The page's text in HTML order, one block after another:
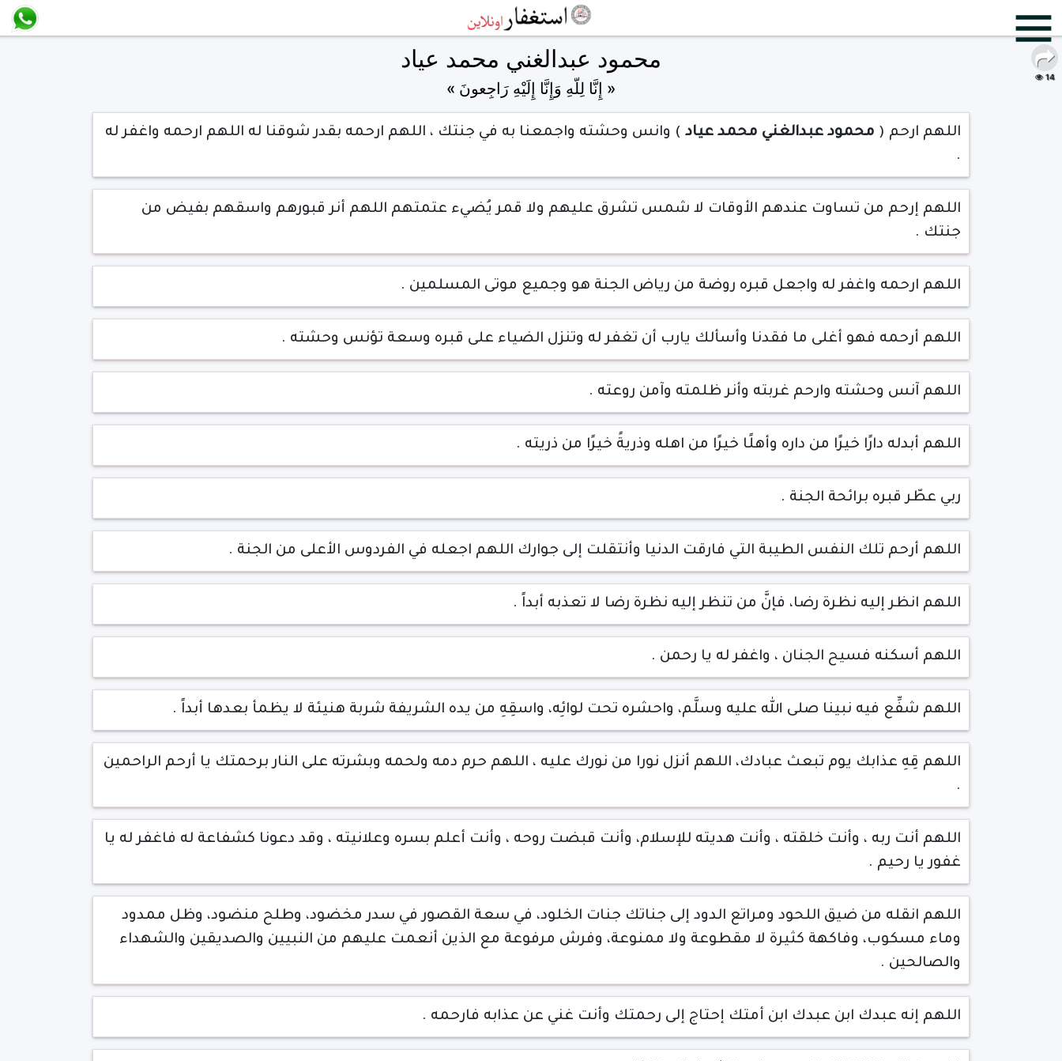
محمود عبدالغني محمد عياد
« إِنَّا لِلّهِ وَإِنَّا إِلَيْهِ رَاجِعونَ »
اللهم ارحم ( محمود عبدالغني محمد عياد ) وانس وحشته واجمعنا به في جنتك ، اللهم ارحمه بقدر شوقنا له اللهم ارحمه واغفر له
.
اللهم إرحم من تساوت عندهم الأوقات لا شمس تشرق عليهم ولا قمر يُضيء عتمتهم اللهم أنر قبورهم واسقهم بفيض من
جنتك .
اللهم ارحمه واغفر له واجعل قبره روضة من رياض الجنة هو وجميع موتى المسلمين .
اللهم أرحمه فهو أغلى ما فقدنا وأسألك يارب أن تغفر له وتنزل الضياء على قبره وسعة تؤنس وحشته .
اللهم آنس وحشته وارحم غربته وأنر ظلمته وآمن روعته .
اللهم أبدله دارًا خيرًا من داره وأهلًا خيرًا من اهله وذريةً خيرًا من ذريته .
ربي عطّر قبره برائحة الجنة .
اللهم أرحم تلك النفس الطيبة التي فارقت الدنيا وأنتقلت إلى جوارك اللهم اجعله في الفردوس الأعلى من الجنة .
اللهم انظر إليه نظرة رضا، فإنَّ من تنظر إليه نظرة رضا لا تعذبه أبداً .
اللهم أسكنه فسيح الجنان ، واغفر له يا رحمن .
اللهم شفِّع فيه نبينا صلى الله عليه وسلَّم، واحشره تحت لوائِه، واسقِهِ من يده الشريفة شربة هنيئة لا يظمأ بعدها أبداً .
اللهم قِهِ عذابك يوم تبعث عبادك، اللهم أنزل نورا من نورك عليه ، اللهم حرم دمه ولحمه وبشرته على النار برحمتك يا أرحم الراحمين
.
اللهم أنت ربه ، وأنت خلقته ، وأنت هديته للإسلام، وأنت قبضت روحه ، وأنت أعلم بسره وعلانيته ، وقد دعونا كشفاعة له فاغفر له يا
غفور يا رحيم .
اللهم انقله من ضيق اللحود ومراتع الدود إلى جناتك جنات الخلود، في سعة القصور في سدر مخضود، وطلح منضود، وظل ممدود
وماء مسكوب، وفاكهة كثيرة لا مقطوعة ولا ممنوعة، وفرش مرفوعة مع الذين أنعمت عليهم من النبيين والصديقين والشهداء
والصالحين .
اللهم إنه عبدك ابن عبدك ابن أمتك إحتاج إلى رحمتك وأنت غني عن عذابه فارحمه .
14